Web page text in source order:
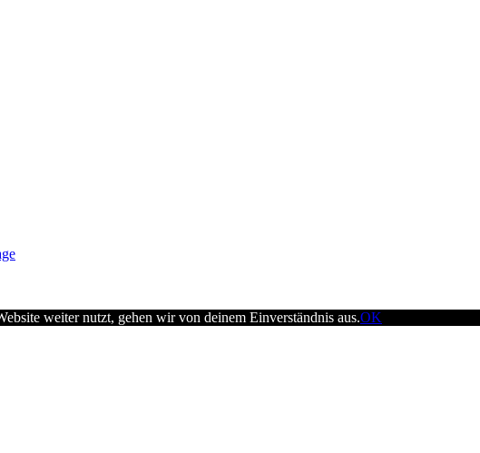
weiter nutzt, gehen wir von deinem Einverständnis aus.OK